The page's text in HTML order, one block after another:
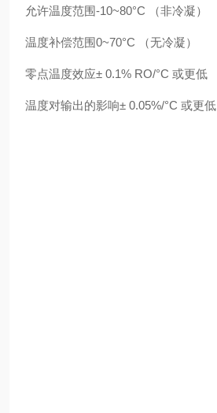
允许温度范围-10~80°C （非冷凝）
温度补偿范围0~70°C （无冷凝）
零点温度效应± 0.1% RO/°C 或更低
温度对输出的影响± 0.05%/°C 或更低